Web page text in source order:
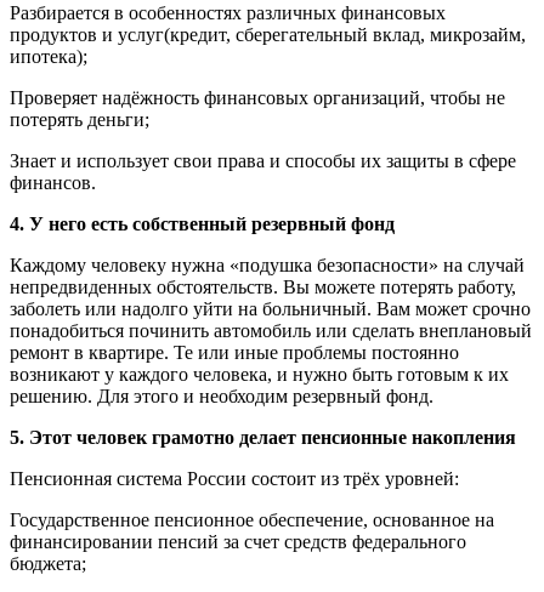
Разбирается в особенностях различных финансовых
продуктов и услуг(кредит, сберегательный вклад, микрозайм,
ипотека);
Проверяет надёжность финансовых организаций, чтобы не
потерять деньги;
Знает и использует свои права и способы их защиты в сфере
финансов.
4. У него есть собственный резервный фонд
Каждому человеку нужна «подушка безопасности» на случай
непредвиденных обстоятельств. Вы можете потерять работу,
заболеть или надолго уйти на больничный. Вам может срочно
понадобиться починить автомобиль или сделать внеплановый
ремонт в квартире. Те или иные проблемы постоянно
возникают у каждого человека, и нужно быть готовым к их
решению. Для этого и необходим резервный фонд.
5. Этот человек грамотно делает пенсионные накопления
Пенсионная система России состоит из трёх уровней:
Государственное пенсионное обеспечение, основанное на
финансировании пенсий за счет средств федерального
бюджета;